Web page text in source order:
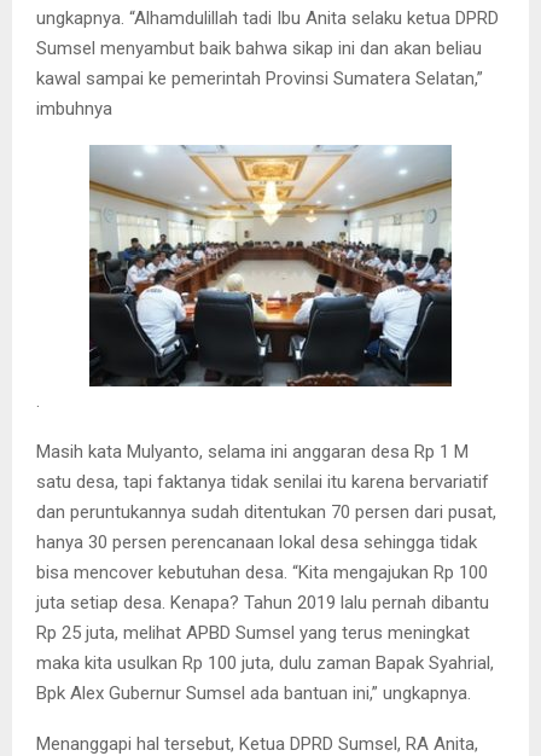
ungkapnya. “Alhamdulillah tadi Ibu Anita selaku ketua DPRD
Sumsel menyambut baik bahwa sikap ini dan akan beliau
kawal sampai ke pemerintah Provinsi Sumatera Selatan,”
imbuhnya
Masih kata Mulyanto, selama ini anggaran desa Rp 1 M
satu desa, tapi faktanya tidak senilai itu karena bervariatif
dan peruntukannya sudah ditentukan 70 persen dari pusat,
hanya 30 persen perencanaan lokal desa sehingga tidak
bisa mencover kebutuhan desa. “Kita mengajukan Rp 100
juta setiap desa. Kenapa? Tahun 2019 lalu pernah dibantu
Rp 25 juta, melihat APBD Sumsel yang terus meningkat
maka kita usulkan Rp 100 juta, dulu zaman Bapak Syahrial,
Bpk Alex Gubernur Sumsel ada bantuan ini,” ungkapnya.
Menanggapi hal tersebut, Ketua DPRD Sumsel, RA Anita,